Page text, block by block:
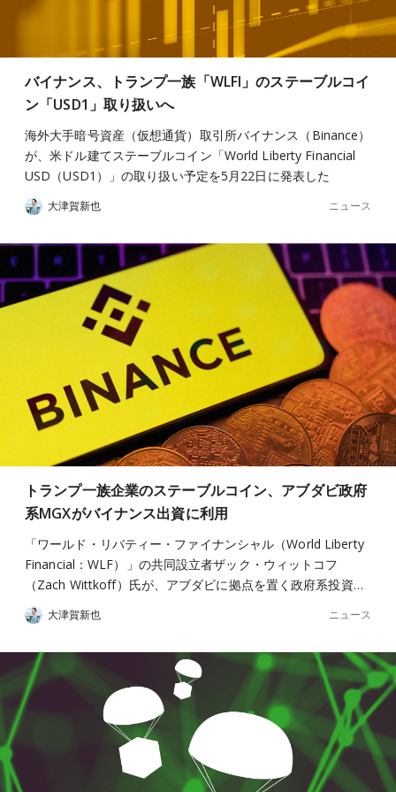
バイナンス、トランプ一族「WLFI」のステーブルコイ
ン「USD1」取り扱いへ
海外大手暗号資産（仮想通貨）取引所バイナンス（Binance）
が、米ドル建てステーブルコイン「World Liberty Financial
USD（USD1）」の取り扱い予定を5月22日に発表した
大津賀新也 ニュース
トランプ一族企業のステーブルコイン、アブダビ政府
系MGXがバイナンス出資に利用
「ワールド・リバティー・ファイナンシャル（World Liberty
Financial：WLF）」の共同設立者ザック・ウィットコフ
（Zach Wittkoff）氏が、アブダビに拠点を置く政府系投資…
大津賀新也 ニュース